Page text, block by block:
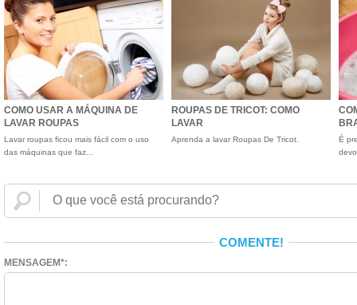
COMO USAR A MÁQUINA DE
LAVAR ROUPAS
Lavar roupas ficou mais fácil com o uso
das máquinas que faz...
ROUPAS DE TRICOT: COMO
LAVAR
Aprenda a lavar Roupas De Tricot.
É
COMENTE!
MENSAGEM*: